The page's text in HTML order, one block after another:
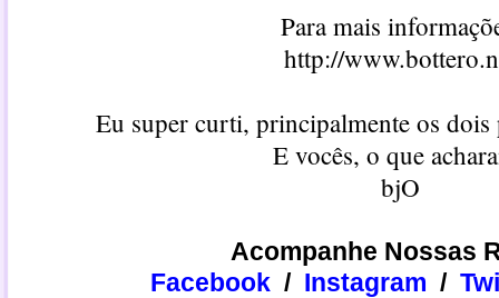
Para mais
http://
Eu super curti, principalmente os
E vocês, o que
bjO
Acompanhe Nossas
Facebook / Instagram /